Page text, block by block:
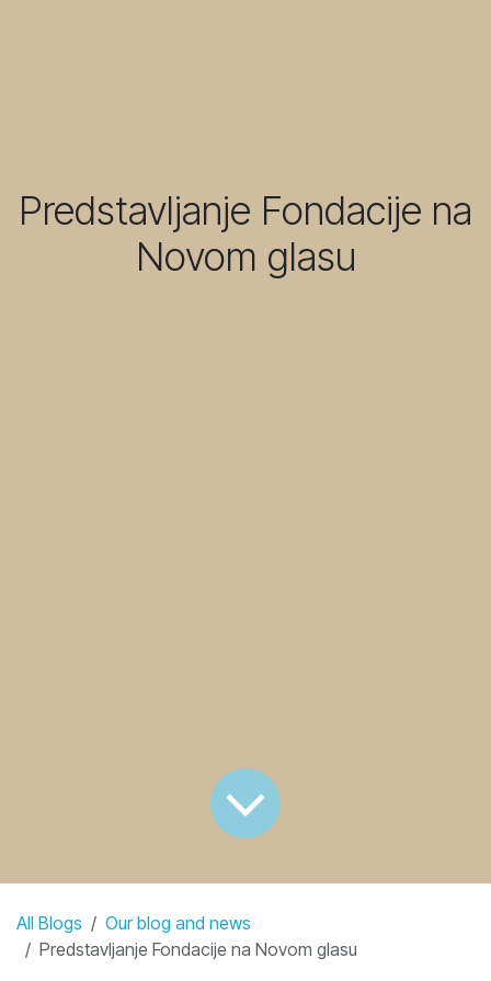
Predstavljanje Fondacije na
Novom glasu
All Blogs
Our blog and news
Predstavljanje Fondacije na Novom glasu